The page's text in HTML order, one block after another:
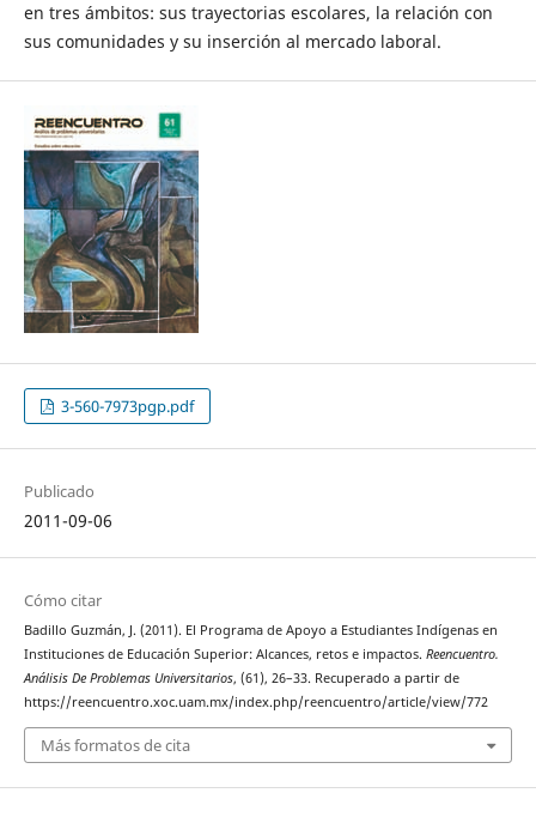
en tres ámbitos: sus trayectorias escolares, la relación con
sus comunidades y su inserción al mercado laboral.
3-560-7973pgp.pdf
Publicado
2011-09-06
Cómo citar
Badillo Guzmán, J. (2011). El Programa de Apoyo a Estudiantes Indígenas en
Instituciones de Educación Superior: Alcances, retos e impactos. Reencuentro.
Análisis De Problemas Universitarios, (61), 26–33. Recuperado a partir de
https://reencuentro.xoc.uam.mx/index.php/reencuentro/article/view/772
Más formatos de cita